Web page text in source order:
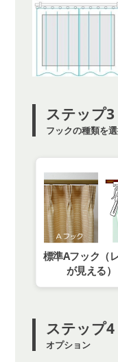
ステップ3
フックの種類を
標準Aフック（
が見える）
ステップ4
オプション